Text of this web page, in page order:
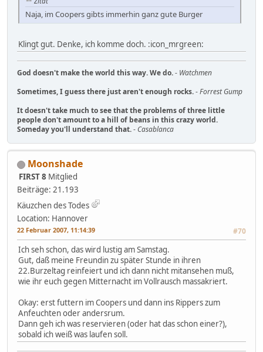
Naja, im Coopers gibts immerhin ganz gute Burger
Klingt gut. Denke, ich komme doch. :icon_mrgreen:
God doesn't make the world this way. We do.- Watchmen
Sometimes, I guess there just aren't enough rocks.-Forrest Gump
It doesn't take much to see that the problems of three little
people don't amount to a hill of beans in this crazy world.
Someday you'll understand that.- Casablanca
Moonshade
FIRST 8 Mitglied
Beiträge: 21.193
Käuzchen des Todes
Location: Hannover
22 Februar 2007, 11:14:39 #70
Ich seh schon, das wird lustig am Samstag.
Gut, daß meine Freundin zu später Stunde in ihren
22.Burzeltag reinfeiert und ich dann nicht mitansehen muß,
wie ihr euch gegen Mitternacht im Vollrausch massakriert.
Okay: erst futtern im Coopers und dann ins Rippers zum
Anfeuchten oder andersrum.
Dann geh ich was reservieren (oder hat das schon einer?),
sobald ich weiß was laufen soll.